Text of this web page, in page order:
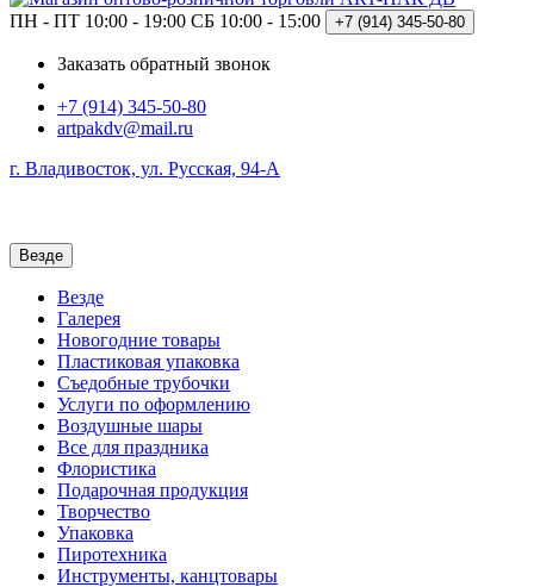
ПН - ПТ 10:00 - 19:00 СБ 10:00 - 15:00 +7 (914) 345-50-80
Заказать обратный звонок
+7 (914) 345-50-80
artpakdv@mail.ru
г. Владивосток, ул. Русская, 94-А
Везде
Везде
Галерея
Новогодние товары
Пластиковая упаковка
Съедобные трубочки
Услуги по оформлению
Воздушные шары
Все для праздника
Флористика
Подарочная продукция
Творчество
Упаковка
Пиротехника
Инструменты, канцтовары